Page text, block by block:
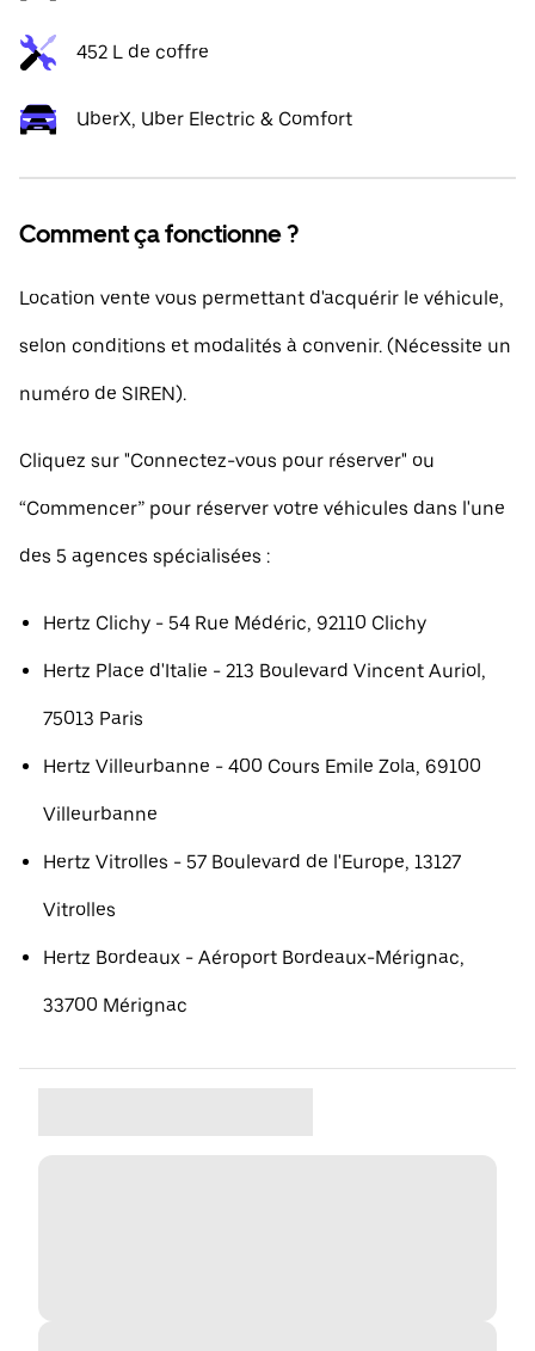
452 L de coffre
UberX, Uber Electric & Comfort
Comment ça fonctionne ?
Location vente vous permettant d'acquérir le véhicule,
selon conditions et modalités à convenir. (Nécessite un
numéro de SIREN).
Cliquez sur "Connectez-vous pour réserver" ou
“Commencer” pour réserver votre véhicules dans l'une
des 5 agences spécialisées :
Hertz Clichy - 54 Rue Médéric, 92110 Clichy
Hertz Place d'Italie - 213 Boulevard Vincent Auriol,
75013 Paris
Hertz Villeurbanne - 400 Cours Emile Zola, 69100
Villeurbanne
Hertz Vitrolles - 57 Boulevard de l'Europe, 13127
Vitrolles
Hertz Bordeaux - Aéroport Bordeaux-Mérignac,
33700 Mérignac